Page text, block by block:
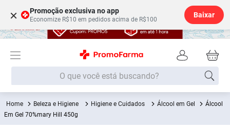
× Promoção exclusiva no app
Economize R$10 em pedidos acima de R$100
Baixar
O que você está buscando?
Beleza e Higiene Higiene e Cuidados Álcool em Gel
Álcool
Em Gel 70%mary Hill 450g
Termos mais buscados
1º Fralda